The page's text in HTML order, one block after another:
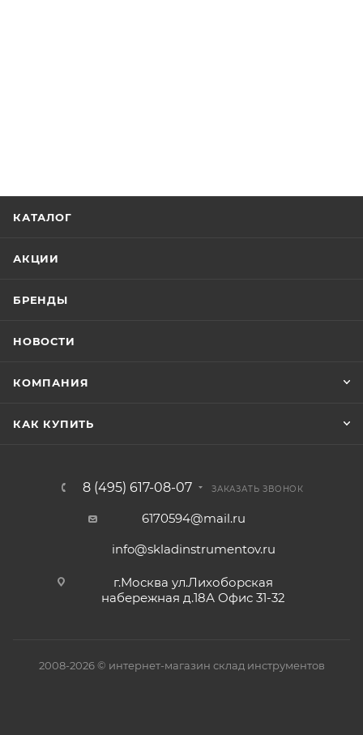
КАТАЛОГ
АКЦИИ
БРЕНДЫ
НОВОСТИ
КОМПАНИЯ
КАК КУПИТЬ
8 (495) 617-08-07 ЗАКАЗАТЬ ЗВОНОК
6170594@mail.ru
info@skladinstrumentov.ru
г.Москва ул.Лихоборская
набережная д.18А Офис 31-32
2008-2026 © интернет-магазин склад инструментов